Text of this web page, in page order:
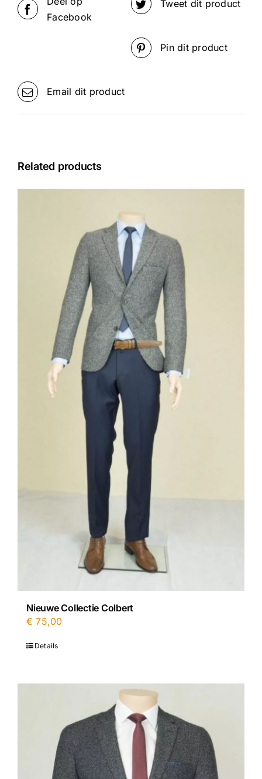
Facebook
Tweet dit product
Pin dit product
Email dit product
Related products
Nieuwe Collectie Colbert
€ 75,00
Details